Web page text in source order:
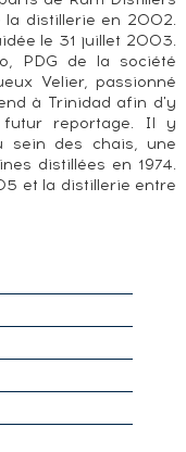
la distillerie en 2002.
le 31 juillet 2003.
PDG de la société
Velier, passionné
à Trinidad afin d'y
reportage. Il y
sein des chais, une
distillées en 1974.
et la distillerie entre